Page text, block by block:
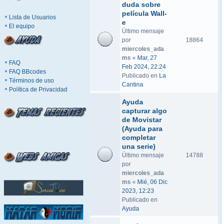
Lista de Usuarios
El equipo
FAQ
FAQ BBcodes
Términos de uso
Política de Privacidad
duda sobre
película Wall-
e
Último mensaje
por
miercoles_ada
ms « Mar, 27
Feb 2024, 22:24
Publicado en La
Cantina
18864
Ayuda
capturar algo
de Movistar
(Ayuda para
completar
una serie)
Último mensaje
por
miercoles_ada
ms « Mié, 06 Dic
2023, 12:23
Publicado en
Ayuda
14788